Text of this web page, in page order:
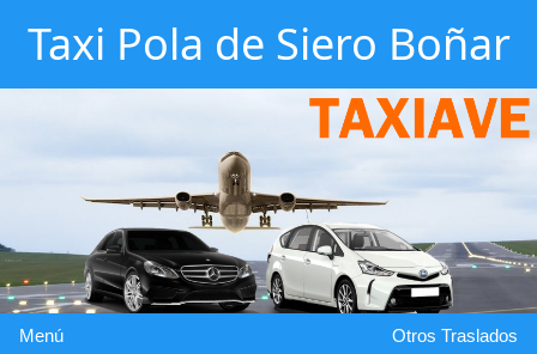
Taxi Pola de Siero Boñar
Menú Otros Traslados